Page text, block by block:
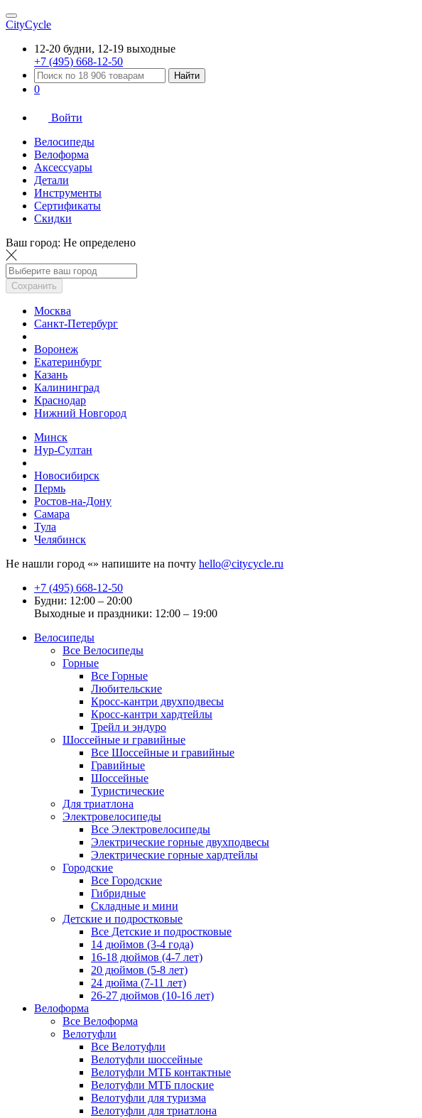
CityCycle
12-20 будни, 12-19 выходные
+7 (495) 668-12-50
Найти
0
Войти
Велосипеды
Велоформа
Аксессуары
Детали
Инструменты
Сертификаты
Скидки
Ваш город: Не определено
Сохранить
Москва
Санкт-Петербург
Воронеж
Екатеринбург
Казань
Калининград
Краснодар
Нижний Новгород
Минск
Нур-Султан
Новосибирск
Пермь
Ростов-на-Дону
Самара
Тула
Челябинск
Не нашли город «» напишите на почту hello@citycycle.ru
+7 (495) 668-12-50
Будни: 12:00 – 20:00
Выходные и праздники: 12:00 – 19:00
Велосипеды
Все Велосипеды
Горные
Все Горные
Любительские
Кросс-кантри двухподвесы
Кросс-кантри хардтейлы
Трейл и эндуро
Шоссейные и гравийные
Все Шоссейные и гравийные
Гравийные
Шоссейные
Туристические
Для триатлона
Электровелосипеды
Все Электровелосипеды
Электрические горные двухподвесы
Электрические горные хардтейлы
Городские
Все Городские
Гибридные
Складные и мини
Детские и подростковые
Все Детские и подростковые
14 дюймов (3-4 года)
16-18 дюймов (4-7 лет)
20 дюймов (5-8 лет)
24 дюйма (7-11 лет)
26-27 дюймов (10-16 лет)
Велоформа
Все Велоформа
Велотуфли
Все Велотуфли
Велотуфли шоссейные
Велотуфли МТБ контактные
Велотуфли МТБ плоские
Велотуфли для туризма
Велотуфли для триатлона